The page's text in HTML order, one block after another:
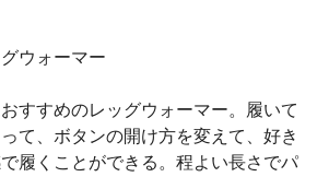
ウォーマー
すすめのレッグウォーマー。履いて
て、ボタンの開け方を変えて、好き
履くことができる。程よい長さでパ